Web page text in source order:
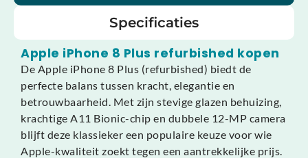
Specificaties
Apple iPhone 8 Plus refurbished kopen
De Apple iPhone 8 Plus (refurbished) biedt de
perfecte balans tussen kracht, elegantie en
betrouwbaarheid. Met zijn stevige glazen behuizing,
krachtige A11 Bionic-chip en dubbele 12-MP camera
blijft deze klassieker een populaire keuze voor wie
Apple-kwaliteit zoekt tegen een aantrekkelijke prijs.